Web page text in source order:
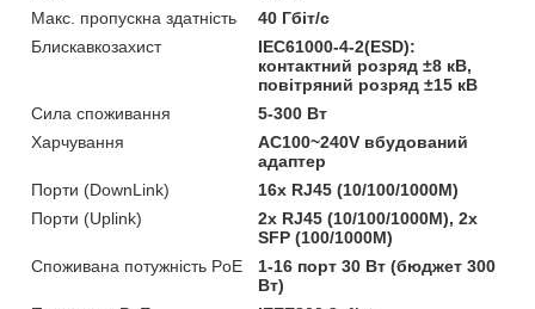
Макс. пропускна здатність
40 Гбіт/с
Блискавкозахист
IEC61000-4-2(ESD):
контактний розряд ±8 кВ,
повітряний розряд ±15 кВ
Сила споживання
5-300 Вт
Харчування
AC100~240V вбудований
адаптер
Порти (DownLink)
16x RJ45 (10/100/1000M)
Порти (Uplink)
2x RJ45 (10/100/1000M), 2x
SFP (100/1000M)
Споживана потужність PoE
1-16 порт 30 Вт (бюджет 300
Вт)